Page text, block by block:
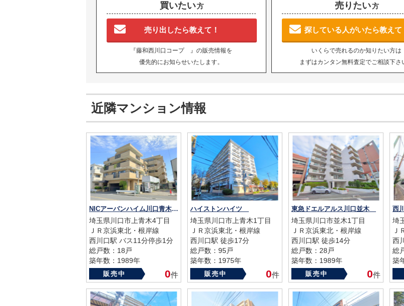
買いたい方
売り出したら教えて！
『藤和西川口コープ 』の販売情報を
優先的にお知らせいたします。
売りたい方
探している人がいたら教えて
いくらで売れるのか知りたい方は
まずはカンタン無料査定でご相談下さ
近隣マンション情報
NICアーバンハイム川口青木町公園
埼玉県川口市上青木4丁目
ＪＲ京浜東北・根岸線
西川口駅 バス11分停歩1分
総戸数：18戸
築年数：1989年
販売中 0件
ハイストンハイツ
埼玉県川口市上青木1丁目
ＪＲ京浜東北・根岸線
西川口駅 徒歩17分
総戸数：95戸
築年数：1975年
販売中 0件
東急ドエルアルス川口並木
埼玉県川口市並木1丁目
ＪＲ京浜東北・根岸線
西川口駅 徒歩14分
総戸数：28戸
築年数：1989年
販売中 0件
西
埼
Ｊ
西
総
築